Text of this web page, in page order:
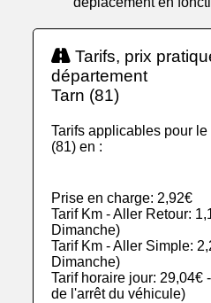
Tarifs, prix
département
Tarn (81)
Tarifs applicables pour le
(81) en :
Prise en charge: 2,92€
Tarif Km - Aller Retour:
Dimanche)
Tarif Km - Aller Simple:
Dimanche)
Tarif horaire jour: 29,04€
de l'arrêt du véhicule)